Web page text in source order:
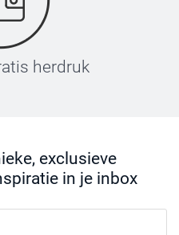
herdruk
exclusieve
in je inbox